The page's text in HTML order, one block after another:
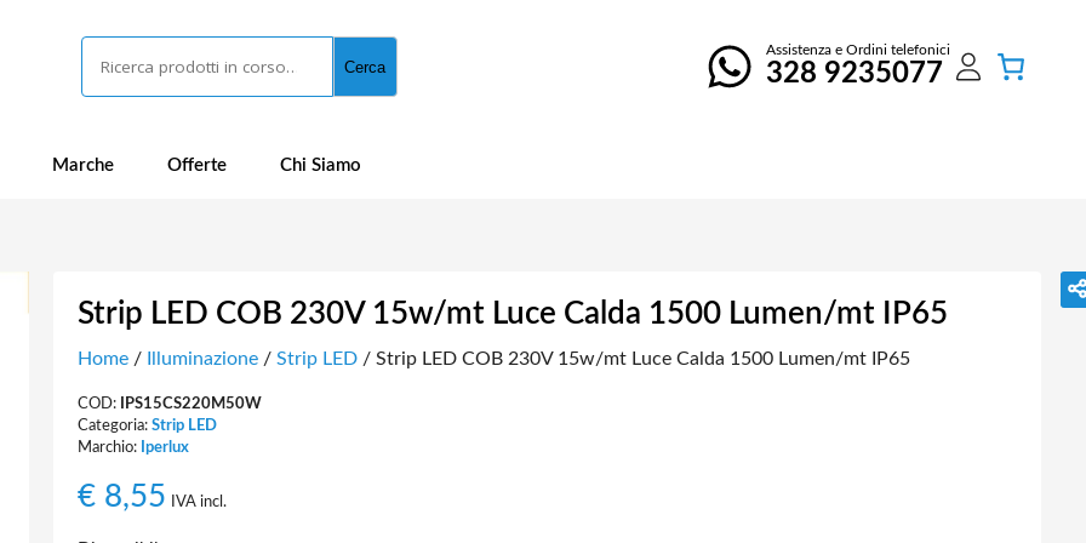
Cerca
Assistenza e Ordini telefonici
328 9235077
Marche Offerte Chi Siamo
Strip LED COB 230V 15w/mt Luce Calda 1500 Lumen/mt IP65
Home/ Illuminazione/ Strip LED/ Strip LED COB 230V 15w/mt Luce Calda 1500 Lumen/mt IP65
COD:
IPS15CS220M50W
Categoria: Strip LED
Marchio: Iperlux
€8,55 IVA incl.